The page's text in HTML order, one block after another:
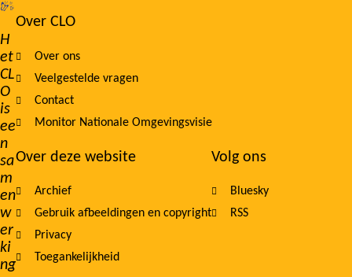
H
et
CL
O
is
ee
n
sa
m
en
w
er
ki
ng
Footer
navigation
Over CLO
Over ons
Veelgestelde vragen
Contact
Monitor Nationale Omgevingsvisie
Over deze website
Archief
Gebruik afbeeldingen en copyright
Privacy
Toegankelijkheid
Volg ons
Bluesky
RSS